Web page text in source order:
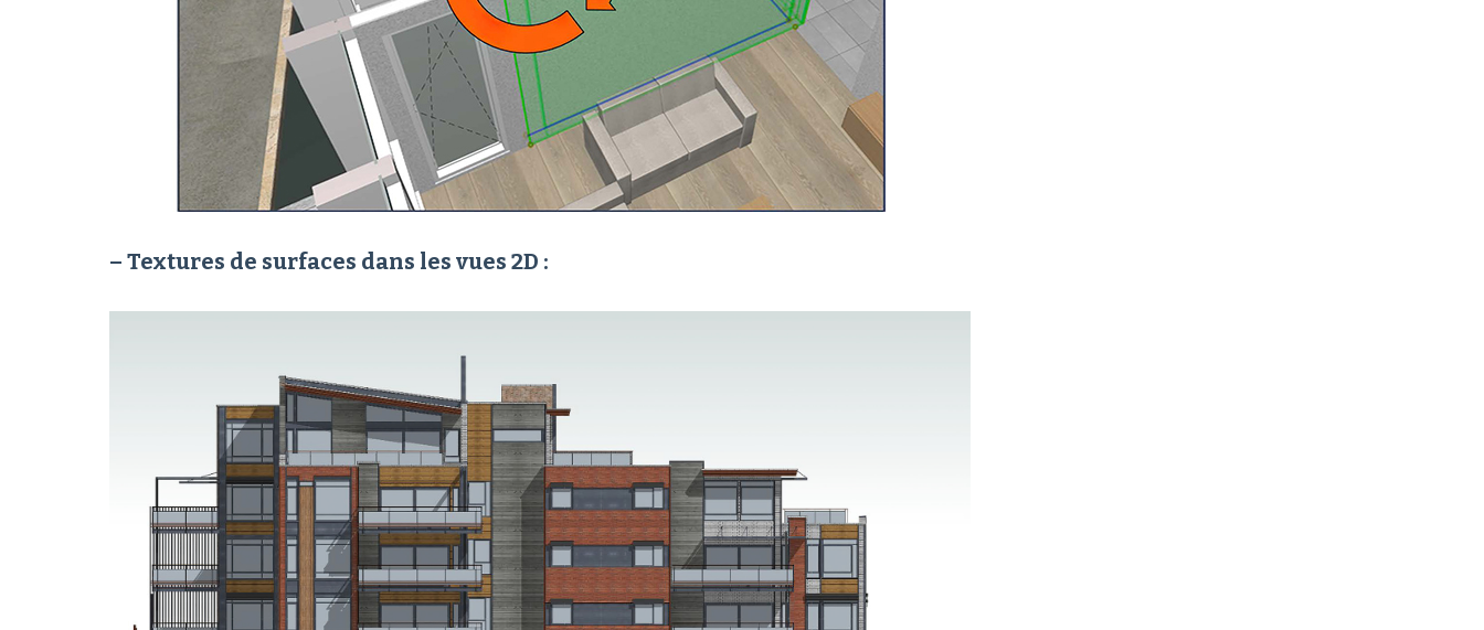
– Textures de surfaces dans les vues 2D :